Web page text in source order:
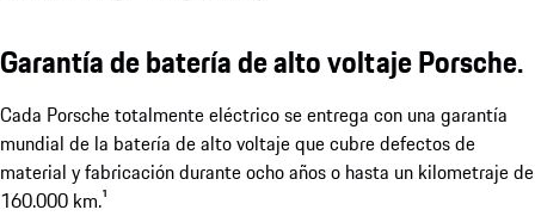
2 tapas de puerto de carga eléctricas.
Mostrar más
Garantía de batería de alto voltaje Porsche.
Cada Porsche totalmente eléctrico se entrega con una garantía
mundial de la batería de alto voltaje que cubre defectos de
material y fabricación durante ocho años o hasta un kilometraje de
160.000 km.¹